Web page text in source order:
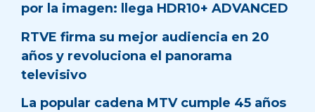
por la imagen: llega HDR10+ ADVANCED
RTVE firma su mejor audiencia en 20
años y revoluciona el panorama
televisivo
La popular cadena MTV cumple 45 años